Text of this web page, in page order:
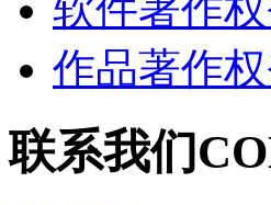
作品著作
联系我们